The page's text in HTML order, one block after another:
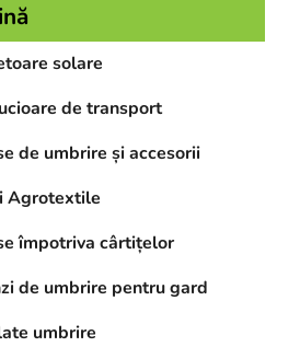
solare
de transport
de umbrire și accesorii
Agrotextile
împotriva cârtițelor
de umbrire pentru gard
umbrire